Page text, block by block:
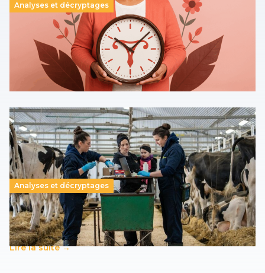
Analyses et décryptages
Ménopause : le Sénat reconnaît le rôle moteur de
l’UNSA Éducation
24 septembre 2025-
Lire la suite →
Analyses et décryptages
Quand le Sup agricole innove
23 septembre 2025 -
Lire la suite →